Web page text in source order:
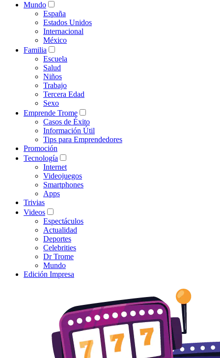
Mundo
España
Estados Unidos
Internacional
México
Familia
Escuela
Salud
Niños
Trabajo
Tercera Edad
Sexo
Emprende Trome
Casos de Éxito
Información Útil
Tips para Emprendedores
Promoción
Tecnología
Internet
Videojuegos
Smartphones
Apps
Trivias
Videos
Espectáculos
Actualidad
Deportes
Celebrities
Dr Trome
Mundo
Edición Impresa